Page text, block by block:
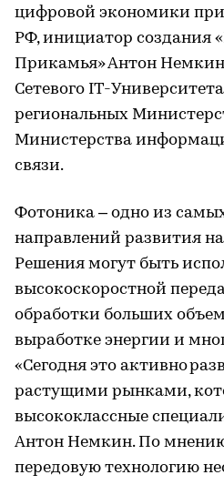
цифровой экономики
РФ, инициатор создания
Прикамья» Антон
Сетевого IT-
региональных
Министерства
связи.
Фотоника – одно из
направлений развития
Решения могут быть
высокоскоростной
обработки больших
выработке энергии и
«Сегодня это активно
растущими рынками,
высококлассные
Антон Немкин. По мнению
передовую технологию